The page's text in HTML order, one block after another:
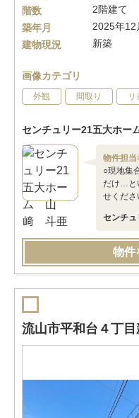
階数
2階建て
築年月
2025年12
建物現況
新築
画像カテゴリ
外観 間取り
センチュリー21五大ホー
物件担当
○現地集
だけ…と
せくださ
センチ
物件
流山市平和台４丁